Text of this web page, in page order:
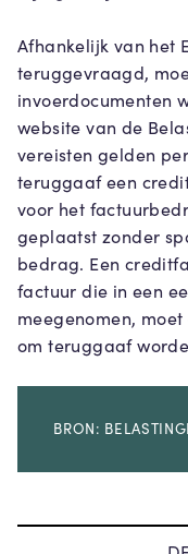
Afhankelijk van het
teruggevraagd,
invoerdocumenten
website van de
vereisten gelden
teruggaaf een
voor het
geplaatst zonder
bedrag. Een
factuur die in een
meegenomen,
om teruggaaf
BRON: